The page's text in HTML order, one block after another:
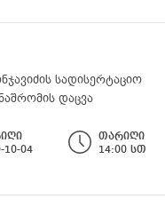
სადისერტაციო
დაცვა
10-04
თარიღი
14:00 სთ